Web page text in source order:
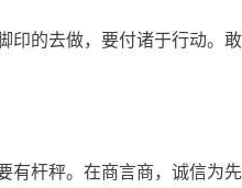
印的去做，要付诸于行动。
有杆秤。在商言商，诚信为